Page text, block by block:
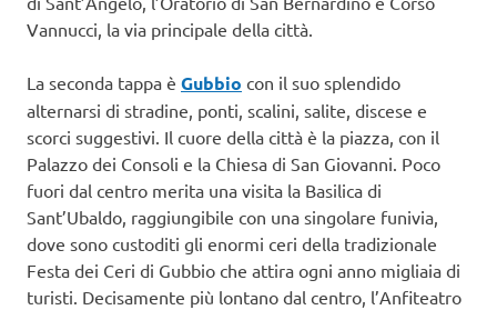
Vannucci, la via principale della città.
La seconda tappa è Gubbio con il suo splendido
alternarsi di stradine, ponti, scalini, salite, discese e
scorci suggestivi. Il cuore della città è la piazza, con il
Palazzo dei Consoli e la Chiesa di San Giovanni. Poco
fuori dal centro merita una visita la Basilica di
Sant’Ubaldo, raggiungibile con una singolare funivia,
dove sono custoditi gli enormi ceri della tradizionale
Festa dei Ceri di Gubbio che attira ogni anno migliaia di
turisti. Decisamente più lontano dal centro, l’Anfiteatro